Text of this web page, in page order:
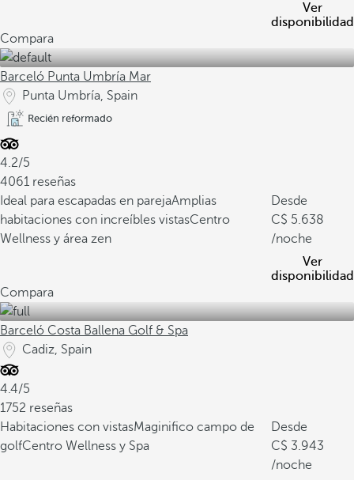
Ver
disponibilidad
Compara
Barceló Punta Umbría Mar
Punta Umbría, Spain
Recién reformado
4.2/5
4061 reseñas
Ideal para escapadas en parejaAmplias
habitaciones con increíbles vistasCentro
Wellness y área zen
Desde
5.638
/noche
Ver
disponibilidad
Compara
Barceló Costa Ballena Golf & Spa
Cadiz, Spain
4.4/5
1752 reseñas
Habitaciones con vistasMaginifico campo de
golfCentro Wellness y Spa
Desde
3.943
/noche